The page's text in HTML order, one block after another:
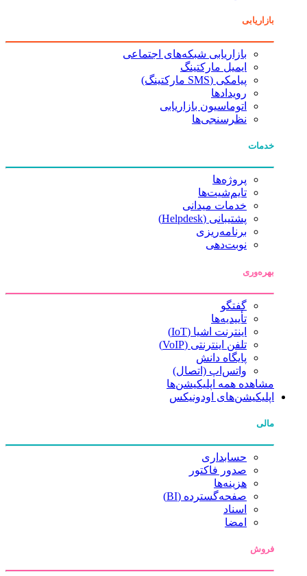
بازاریابی
بازاریابی شبکه‌های اجتماعی
ایمیل مارکتینگ
پیامکی (SMS مارکتینگ)
رویدادها
اتوماسیون بازاریابی
نظرسنجی‌ها
خدمات
پروژه‌ها
تایم‌شیت‌ها
خدمات میدانی
پشتیبانی (Helpdesk)
برنامه‌ریزی
نوبت‌دهی
بهره‌وری
گفتگو
تأییدیه‌ها
اینترنت اشیا (IoT)
تلفن اینترنتی (VoIP)
پایگاه دانش
واتس‌اپ (اتصال)
مشاهده همه اپلیکیشن‌ها
اپلیکیشن‌های اودونیکس
مالی
حسابداری
صدور فاکتور
هزینه‌ها
صفحه‌گسترده (BI)
اسناد
امضا
فروش